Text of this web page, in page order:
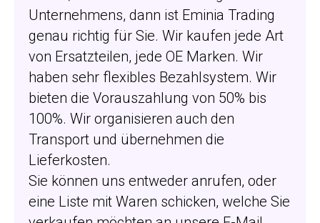
Unternehmens, dann ist Eminia Trading
genau richtig für Sie. Wir kaufen jede Art
von Ersatzteilen, jede OE Marken. Wir
haben sehr flexibles Bezahlsystem. Wir
bieten die Vorauszahlung von 50% bis
100%. Wir organisieren auch den
Transport und übernehmen die
Lieferkosten.
Sie können uns entweder anrufen, oder
eine Liste mit Waren schicken, welche Sie